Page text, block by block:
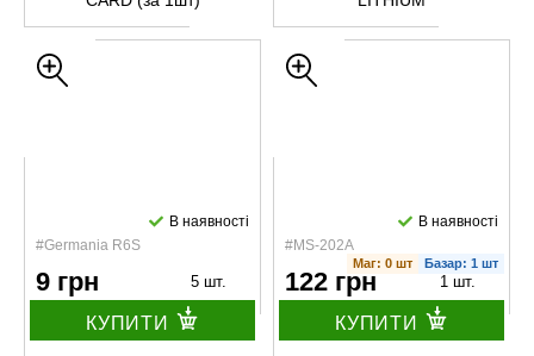
#Germania R6S
В наявності
9 грн 5 шт.
КУПИТИ
#MS-202A
В наявності
Маг: 0 шт Базар: 1 шт
122 грн 1 шт.
КУПИТИ